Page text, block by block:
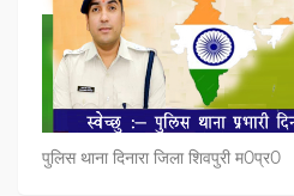
पुलिस थाना दिनारा जिला शिवपुरी म0प्र0